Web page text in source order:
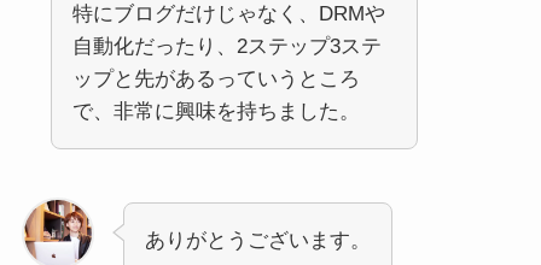
特にブログだけじゃなく、DRMや
自動化だったり、2ステップ3ステ
ップと先があるっていうところ
で、非常に興味を持ちました。
ありがとうございます。